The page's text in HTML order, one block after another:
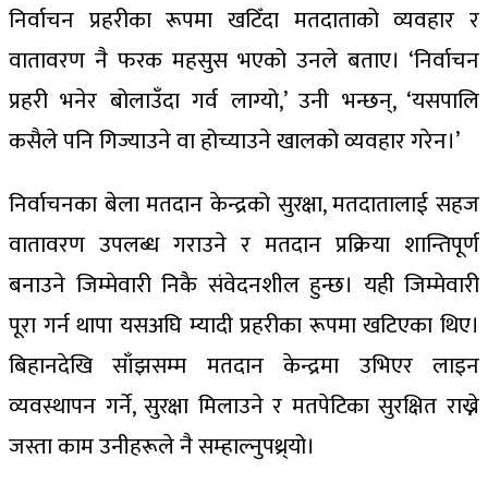
निर्वाचन प्रहरीका रूपमा खटिँदा मतदाताको व्यवहार र
वातावरण नै फरक महसुस भएको उनले बताए। ‘निर्वाचन
प्रहरी भनेर बोलाउँदा गर्व लाग्यो,’ उनी भन्छन्, ‘यसपालि
कसैले पनि गिज्याउने वा होच्याउने खालको व्यवहार गरेन।’
निर्वाचनका बेला मतदान केन्द्रको सुरक्षा, मतदातालाई सहज
वातावरण उपलब्ध गराउने र मतदान प्रक्रिया शान्तिपूर्ण
बनाउने जिम्मेवारी निकै संवेदनशील हुन्छ। यही जिम्मेवारी
पूरा गर्न थापा यसअघि म्यादी प्रहरीका रूपमा खटिएका थिए।
बिहानदेखि साँझसम्म मतदान केन्द्रमा उभिएर लाइन
व्यवस्थापन गर्ने, सुरक्षा मिलाउने र मतपेटिका सुरक्षित राख्ने
जस्ता काम उनीहरूले नै सम्हाल्नुपथ्र्यो।